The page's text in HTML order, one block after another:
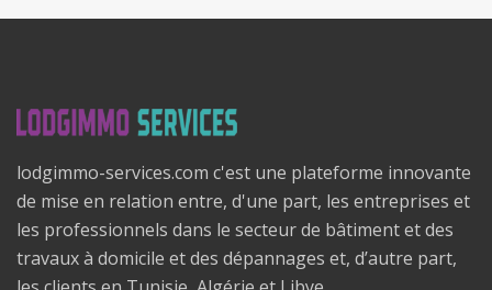
lodgimmo-services.com c'est une plateforme innovante
de mise en relation entre, d'une part, les entreprises et
les professionnels dans le secteur de bâtiment et des
travaux à domicile et des dépannages et, d’autre part,